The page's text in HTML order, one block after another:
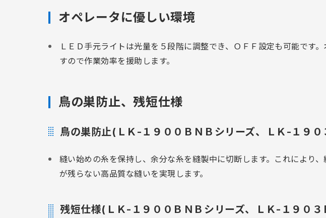
オペレータに優しい環境
ＬＥＤ手元ライトは光量を５段階に調整でき、ＯＦＦ設定も可能です
すので作業効率を援助します。
鳥の巣防止、残短仕様
鳥の巣防止(ＬＫ-１９００ＢＮＢシリーズ、ＬＫ-１９０
縫い始めの糸を保持し、余分な糸を縫製中に切断します。これにより
が残らない高品質な縫いを実現します。
残短仕様(ＬＫ-１９００ＢＮＢシリーズ、ＬＫ-１９０